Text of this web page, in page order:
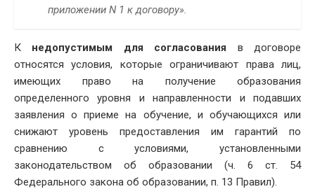
приложении N 1 к договору».
К недопустимым для согласования в договоре
относятся условия, которые ограничивают права лиц,
имеющих право на получение образования
определенного уровня и направленности и подавших
заявления о приеме на обучение, и обучающихся или
снижают уровень предоставления им гарантий по
сравнению с условиями, установленными
законодательством об образовании (ч. 6 ст. 54
Федерального закона об образовании, п. 13 Правил).